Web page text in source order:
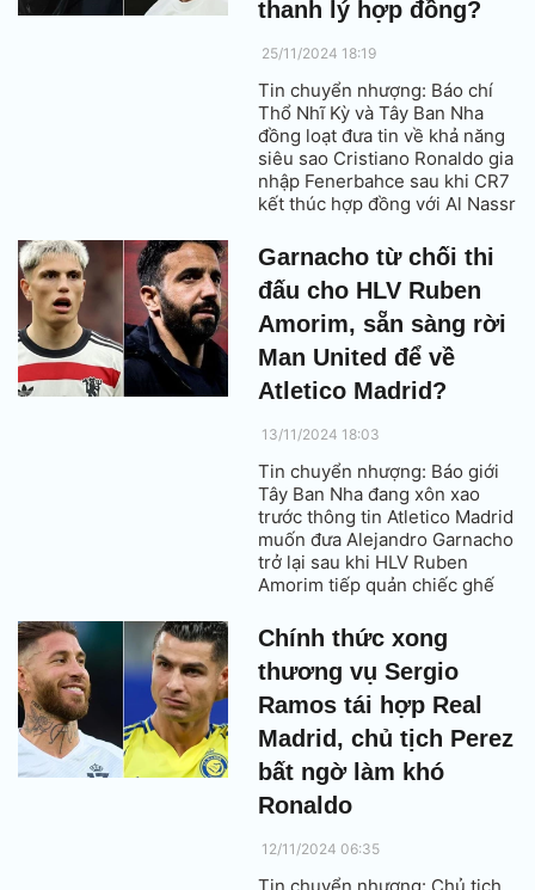
thanh lý hợp đồng?
25/11/2024 18:19
Tin chuyển nhượng: Báo chí
Thổ Nhĩ Kỳ và Tây Ban Nha
đồng loạt đưa tin về khả năng
siêu sao Cristiano Ronaldo gia
nhập Fenerbahce sau khi CR7
kết thúc hợp đồng với Al Nassr
Garnacho từ chối thi
đấu cho HLV Ruben
Amorim, sẵn sàng rời
Man United để về
Atletico Madrid?
13/11/2024 18:03
Tin chuyển nhượng: Báo giới
Tây Ban Nha đang xôn xao
trước thông tin Atletico Madrid
muốn đưa Alejandro Garnacho
trở lại sau khi HLV Ruben
Amorim tiếp quản chiếc ghế
Chính thức xong
thương vụ Sergio
Ramos tái hợp Real
Madrid, chủ tịch Perez
bất ngờ làm khó
Ronaldo
12/11/2024 06:35